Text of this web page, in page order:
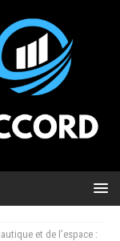
et de l’espace :